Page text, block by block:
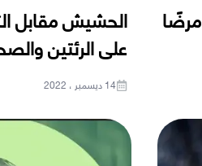
التدخين يرفع نسبة الإصابة بـ 56 مرضًا الحشيش مقابل
على الرئتين
14 ديسمبر ، 2022